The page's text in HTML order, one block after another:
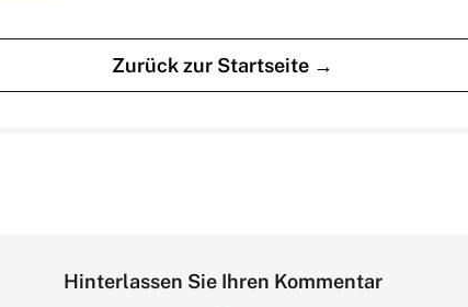
Zurück zur Startseite →
Hinterlassen Sie Ihren Kommentar